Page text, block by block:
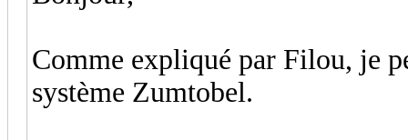
Comme expliqué par Filou, je
système Zumtobel.